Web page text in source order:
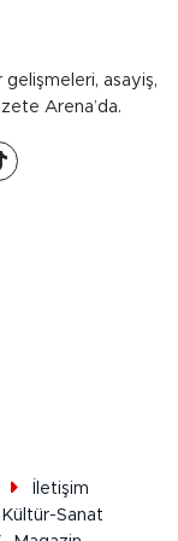
asayiş,
Arena’da.
İletişim
Kültür-Sanat